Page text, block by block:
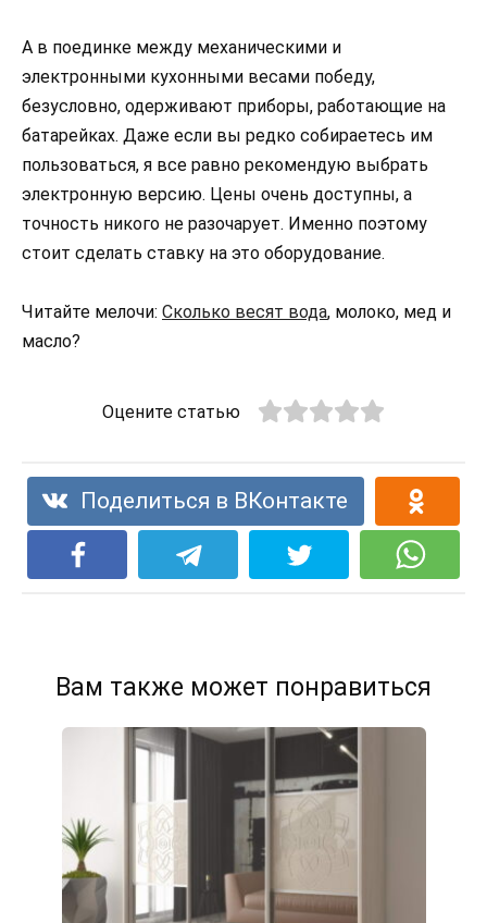
А в поединке между механическими и
электронными кухонными весами победу,
безусловно, одерживают приборы, работающие на
батарейках. Даже если вы редко собираетесь им
пользоваться, я все равно рекомендую выбрать
электронную версию. Цены очень доступны, а
точность никого не разочарует. Именно поэтому
стоит сделать ставку на это оборудование.
Читайте мелочи: Сколько весят вода, молоко, мед и
масло?
Оцените статью
Поделиться в ВКонтакте
Вам также может понравиться